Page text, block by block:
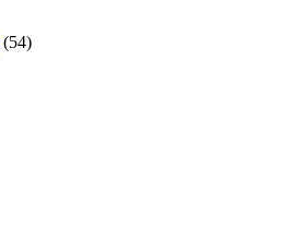
(54)